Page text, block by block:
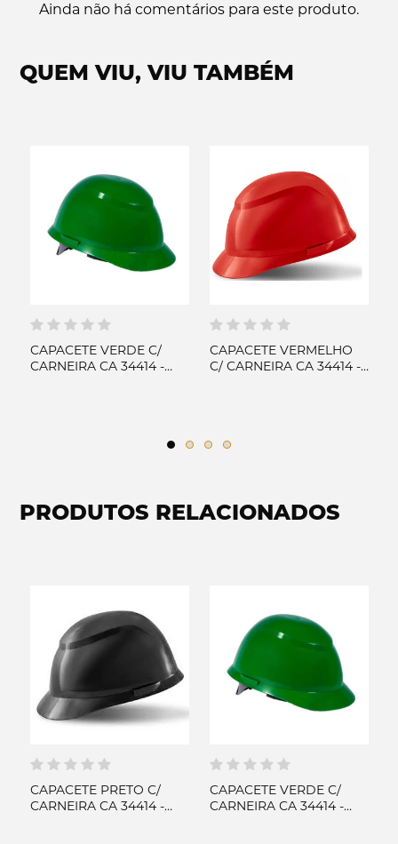
Ainda não há comentários para este produto.
QUEM VIU, VIU TAMBÉM
CAPACETE VERDE C/
CARNEIRA CA 34414 -
CAPACETE VERMELHO
C/ CARNEIRA CA 34414 -
PRODUTOS RELACIONADOS
CAPACETE PRETO C/
CARNEIRA CA 34414 -
CAPACETE VERDE C/
CARNEIRA CA 34414 -